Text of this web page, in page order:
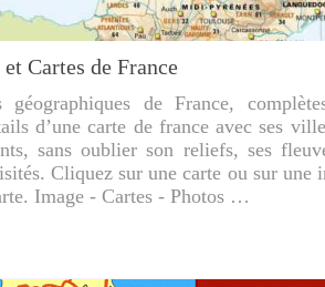
Cartes de France
géographiques de France,
d’une carte de france avec ses
sans oublier son reliefs, ses
Cliquez sur une carte ou sur une
Image - Cartes - Photos …